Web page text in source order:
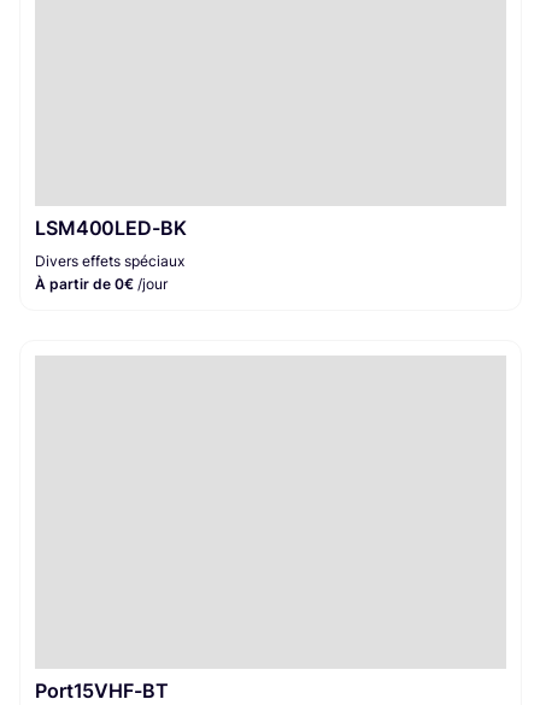
LSM400LED-BK
Divers effets spéciaux
À partir de 0€ /jour
Port15VHF-BT